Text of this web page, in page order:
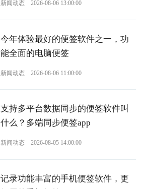
新闻动态 2026-08-06 13:00:00
今年体验最好的便签软件之一，功
能全面的电脑便签
新闻动态 2026-08-06 11:00:00
支持多平台数据同步的便签软件叫
什么？多端同步便签app
新闻动态 2026-08-05 14:00:00
记录功能丰富的手机便签软件，更